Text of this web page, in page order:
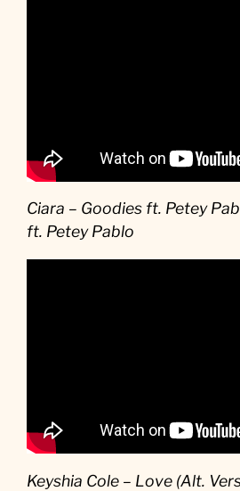
Ciara – Goodies ft. Petey
ft. Petey Pablo
Keyshia Cole – Love (Alt.